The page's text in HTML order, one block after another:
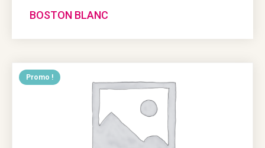
BOSTON BLANC
Promo !